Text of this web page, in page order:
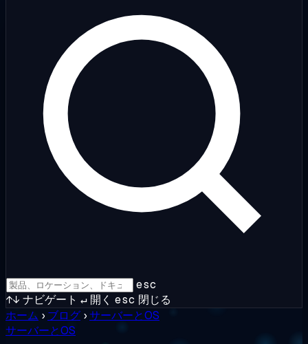
esc
↑↓ ナビゲート ↵ 開く esc 閉じる
ホーム › ブログ ›サーバーとOS
サーバーとOS